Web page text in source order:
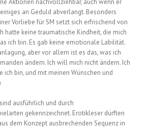
an Geduld abverlangt. Besonders
Vorliebe für SM setzt sich erfrischend von
hatte keine traumatische Kindheit, die mich
ich bin. Es gab keine emotionale Labilität.
aber vor allem ist es das, was ich
ändern. Ich will mich nicht ändern. Ich
ich bin, und mit meinen Wünschen und
ausführlich und durch
gekennzeichnet. Erotikleser dürften
dem Konzept ausbrechenden Sequenz in